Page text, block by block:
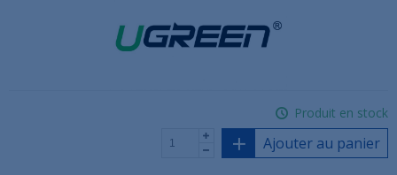
Produit en stock
Ajouter au panier